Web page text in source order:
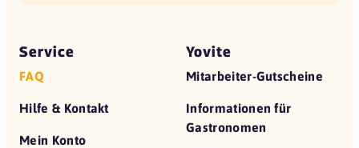
Service
FAQ
Hilfe & Kontakt
Mein Konto
Yovite
Mitarbeiter-Gutscheine
Informationen für
Gastronomen